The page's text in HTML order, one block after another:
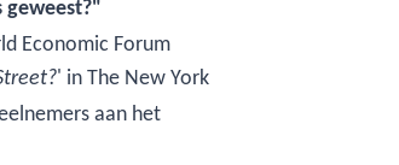
geweest?"
Economic Forum
' in The New York
aan het